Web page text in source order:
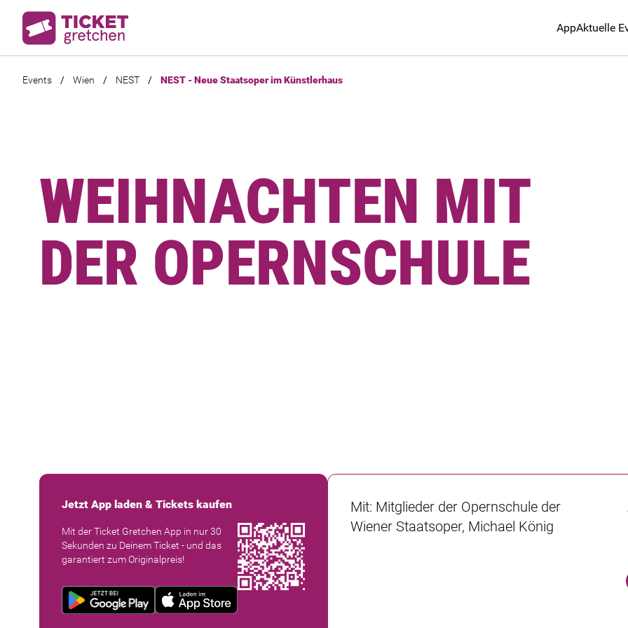
AppAktuelle
Events / Wien / NEST / NEST - Neue Staatsoper im Künstlerhaus
WEIHNACHTEN MIT
DER OPERNSCHULE
Jetzt App laden & Tickets kaufen
Mit der Ticket Gretchen App in nur 30
Sekunden zu Deinem Ticket - und das
garantiert zum Originalpreis!
Mit: Mitglieder der Opernschule der
Wiener Staatsoper, Michael König